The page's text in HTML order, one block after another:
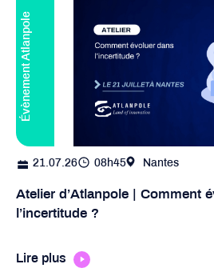
Évènement Atlanpole
21.07.26 08h45 Nantes
Atelier d’Atlanpole | Comment
l’incertitude ?
Lire plus